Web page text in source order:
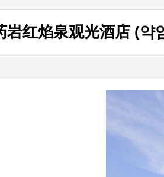
岩红焰泉观光酒店 (약